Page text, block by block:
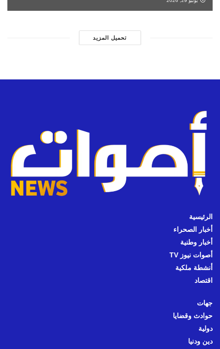
تحميل المزيد
الرئيسية
أخبار الصحراء
أخبار وطنية
أصوات نيوز TV
أنشطة ملكية
اقتصاد
جهات
حوادث وقضايا
دولية
دين ودنيا